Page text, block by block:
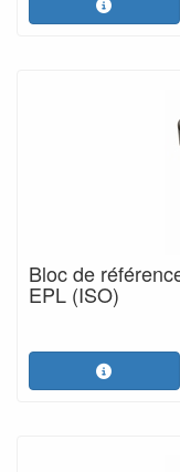
Bloc de
EPL (ISO)